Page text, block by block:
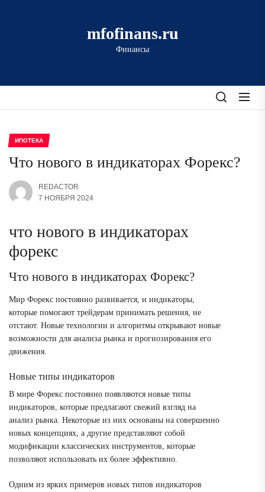
mfofinans.ru
Финансы
ИПОТЕКА
Что нового в индикаторах Форекс?
REDACTOR
7 НОЯБРЯ 2024
что нового в индикаторах
форекс
Что нового в индикаторах Форекс?
Мир Форекс постоянно развивается, и индикаторы,
которые помогают трейдерам принимать решения, не
отстают. Новые технологии и алгоритмы открывают новые
возможности для анализа рынка и прогнозирования его
движения.
Новые типы индикаторов
В мире Форекс постоянно появляются новые типы
индикаторов, которые предлагают свежий взгляд на
анализ рынка. Некоторые из них основаны на совершенно
новых концепциях, а другие представляют собой
модификации классических инструментов, которые
позволяют использовать их более эффективно.
Одним из ярких примеров новых типов индикаторов